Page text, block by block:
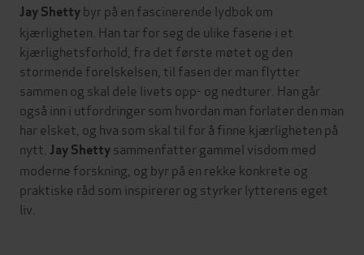
Jay Shettybyr på en fascinerende lydbok om
kjærligheten. Han tar for seg de ulike fasene i et
kjærlighetsforhold, fra det første møtet og den
stormende forelskelsen, til fasen der man flytter
sammen og skal dele livets opp- og nedturer. Han går
også inn i utfordringer som hvordan man forlater den man
har elsket, og hva som skal til for å finne kjærligheten på
nytt. Jay Shettysammenfatter gammel visdom med
moderne forskning, og byr på en rekke konkrete og
praktiske råd som inspirerer og styrker lytterens eget
liv.